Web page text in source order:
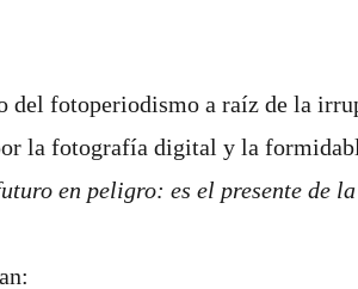
del fotoperiodismo a raíz de la
la fotografía digital y la
en peligro: es el presente de